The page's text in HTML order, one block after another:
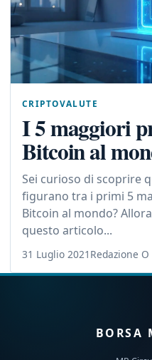
CRIPTOVALUTE
I 5 maggiori
Bitcoin al
Sei curioso di scoprire
figurano tra i primi 5
Bitcoin al mondo?
questo articolo...
31 Luglio 2021 Redazione O
BORSA